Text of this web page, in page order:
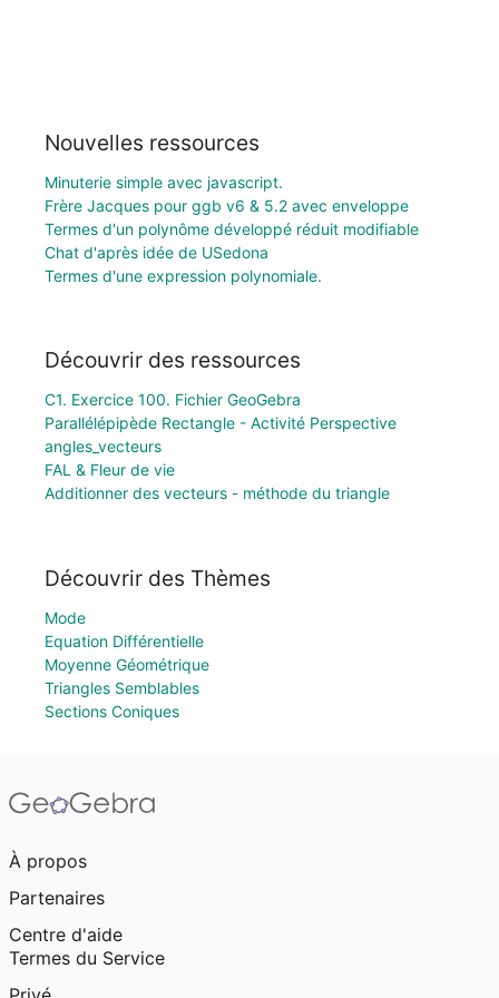
Nouvelles ressources
Minuterie simple avec javascript.
Frère Jacques pour ggb v6 & 5.2 avec enveloppe
Termes d'un polynôme développé réduit modifiable
Chat d'après idée de USedona
Termes d'une expression polynomiale.
Découvrir des ressources
C1. Exercice 100. Fichier GeoGebra
Parallélépipède Rectangle - Activité Perspective
angles_vecteurs
FAL & Fleur de vie
Additionner des vecteurs - méthode du triangle
Découvrir des Thèmes
Mode
Equation Différentielle
Moyenne Géométrique
Triangles Semblables
Sections Coniques
À propos
Partenaires
Centre d'aide
Termes du Service